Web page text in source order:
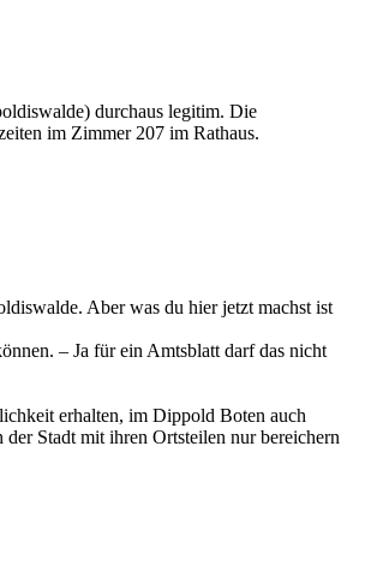
durchaus legitim. Die
im Zimmer 207 im Rathaus.
Aber was du hier jetzt machst ist
– Ja für ein Amtsblatt darf das nicht
erhalten, im Dippold Boten auch
Stadt mit ihren Ortsteilen nur bereichern